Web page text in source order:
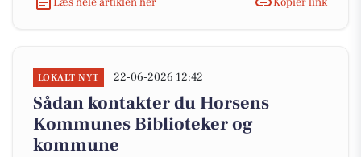
LOKALT NYT 22-06-2026 12:42
Sådan kontakter du Horsens
Kommunes Biblioteker og
kommune